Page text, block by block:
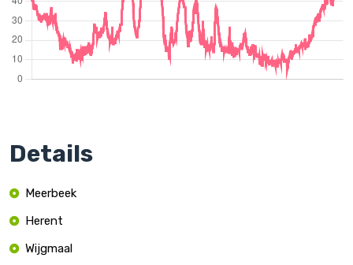
Details
Meerbeek
Herent
Wijgmaal